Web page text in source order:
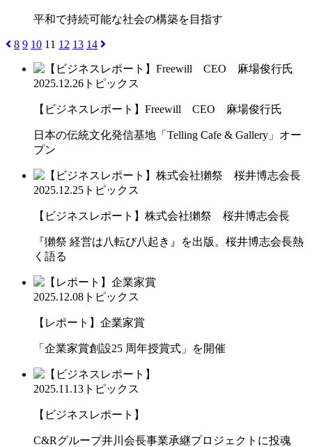
平和で持続可能な社会の構築を目指す
8 9 10 11 12 13 14
2025.12.26 トピックス
【ビジネスレポート】Freewill CEO 麻場俊行氏
日本の伝統文化発信基地「Telling Cafe & Gallery」オー
プン
2025.12.25 トピックス
【ビジネスレポート】株式会社獺祭 桜井博志会長
『獺祭 経営は八転び八起き』を出版。桜井博志会長熱
く語る
2025.12.08 トピックス
【レポート】企業家賞
「企業家賞創設25 周年授賞式」を開催
2025.11.13 トピックス
【ビジネスレポート】
C&Rグループ井川会長事業承継プロジェクトに投魂